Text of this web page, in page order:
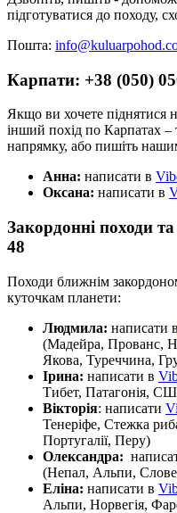
підготуватися до походу,
Пошта:
Карпати: +38 (050)
Якщо ви хочете піднятися
інший похід по Карпатах –
напрямку, або пишіть
Анна: написати в
Оксана: написати в
Закордонні походи
48
Походи ближнім
куточкам планети:
Людмила: написати в
(Мадейра, Прованс,
Якова, Туреччина,
Ірина: написати в
Тибет, Патагонія,
Вікторія: написати
Тенеріфе, Стежка
Португалії, Перу)
Олександра:
(Непал, Альпи,
Еліна: написати в
Альпи, Норвегія,